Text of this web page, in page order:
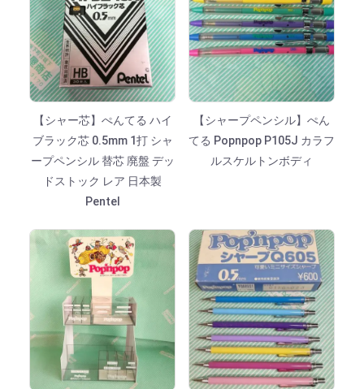
【シャー芯】ぺんてる ハイ
ブラック芯 0.5mm 1打 シャ
ープペンシル 替芯 廃盤 デッ
ドストック レア 日本製
Pentel
【シャープペンシル】ぺん
てる Popnpop P105J カラフ
ルスケルトンボディ